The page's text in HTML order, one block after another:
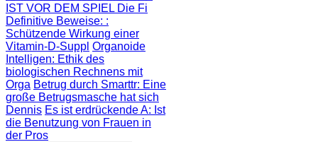
IST VOR DEM SPIEL Die Fi
Definitive Beweise: :
Schützende Wirkung einer
Vitamin-D-Suppl Organoide
Intelligen: Ethik des
biologischen Rechnens mit
Orga Betrug durch Smarttr: Eine
große Betrugsmasche hat sich
Dennis Es ist erdrückende A: Ist
die Benutzung von Frauen in
der Pros